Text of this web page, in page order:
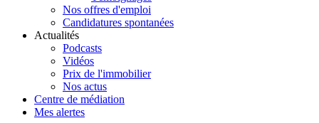
Nos offres d'emploi
Candidatures spontanées
Actualités
Podcasts
Vidéos
Prix de l'immobilier
Nos actus
Centre de médiation
Mes alertes